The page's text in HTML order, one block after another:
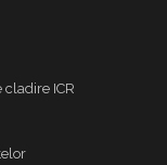
ICR